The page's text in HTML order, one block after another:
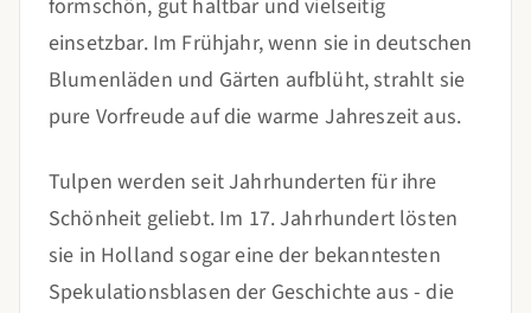
formschön, gut haltbar und vielseitig
einsetzbar. Im Frühjahr, wenn sie in deutschen
Blumenläden und Gärten aufblüht, strahlt sie
pure Vorfreude auf die warme Jahreszeit aus.
Tulpen werden seit Jahrhunderten für ihre
Schönheit geliebt. Im 17. Jahrhundert lösten
sie in Holland sogar eine der bekanntesten
Spekulationsblasen der Geschichte aus - die